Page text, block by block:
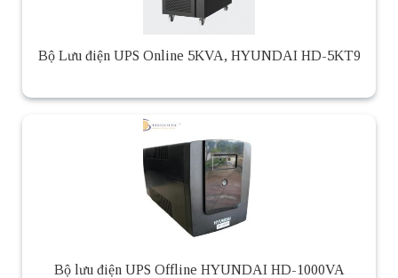
Bộ Lưu điện UPS Online 5KVA, HYUNDAI HD-5KT9
Bộ lưu điện UPS Offline HYUNDAI HD-1000VA